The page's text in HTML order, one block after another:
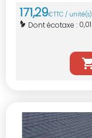
171,29€TTC / unité(s)
Dont écotaxe : 0,01